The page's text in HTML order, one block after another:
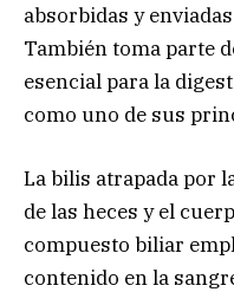
absorbidas y
También toma parte
esencial para la
como uno de sus
La bilis atrapada por
de las heces y el
compuesto biliar
contenido en la